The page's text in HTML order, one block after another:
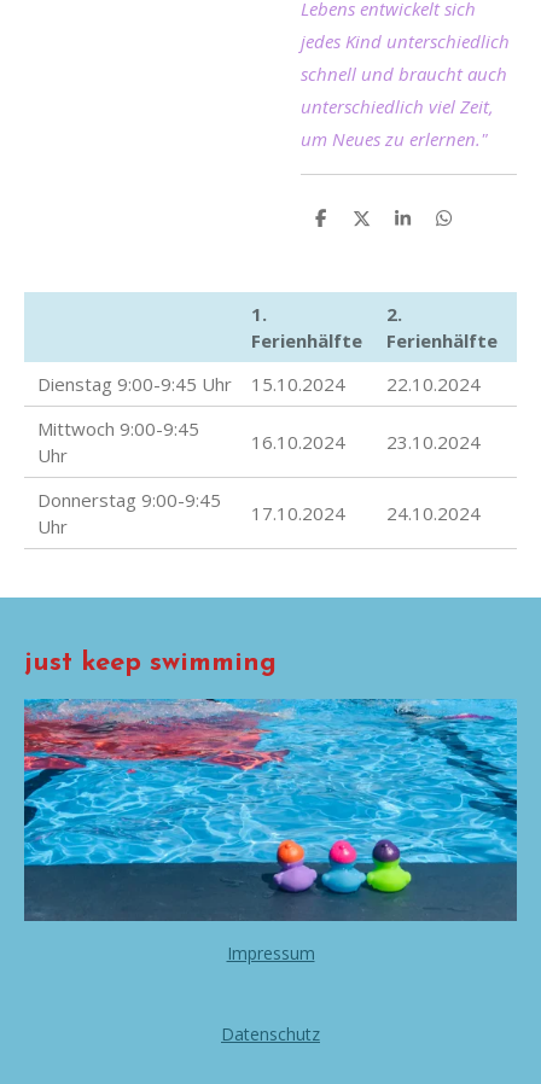
Lebens entwickelt sich
jedes Kind unterschiedlich
schnell und braucht auch
unterschiedlich viel Zeit,
um Neues zu erlernen."
T
e
T
e
T
e
n
T
e
1.
Ferienhälfte
2.
Ferienhälfte
Dienstag 9:00-9:45 Uhr
15.10.2024
22.10.2024
Mittwoch 9:00-9:45
Uhr
16.10.2024 23.10.2024
Donnerstag 9:00-9:45
Uhr
17.10.2024 24.10.2024
just keep swimming
Impressum
Datenschutz